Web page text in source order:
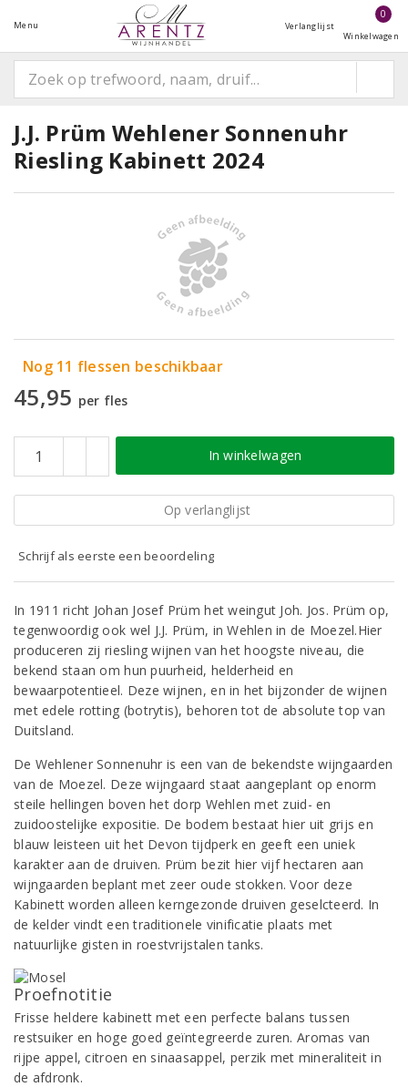
Menu Verlanglijst
0
Winkelwagen
J.J. Prüm Wehlener Sonnenuhr
Riesling Kabinett 2024
Nog 11 flessen beschikbaar
45,95 per fles
In winkelwagen
Op verlanglijst
Schrijf als eerste een beoordeling
In 1911 richt Johan Josef Prüm het weingut Joh. Jos. Prüm op,
tegenwoordig ook wel J.J. Prüm, in Wehlen in de Moezel.Hier
produceren zij riesling wijnen van het hoogste niveau, die
bekend staan om hun puurheid, helderheid en
bewaarpotentieel. Deze wijnen, en in het bijzonder de wijnen
met edele rotting (botrytis), behoren tot de absolute top van
Duitsland.
De Wehlener Sonnenuhr is een van de bekendste wijngaarden
van de Moezel. Deze wijngaard staat aangeplant op enorm
steile hellingen boven het dorp Wehlen met zuid- en
zuidoostelijke expositie. De bodem bestaat hier uit grijs en
blauw leisteen uit het Devon tijdperk en geeft een uniek
karakter aan de druiven. Prüm bezit hier vijf hectaren aan
wijngaarden beplant met zeer oude stokken. Voor deze
Kabinett worden alleen kerngezonde druiven geselcteerd. In
de kelder vindt een traditionele vinificatie plaats met
natuurlijke gisten in roestvrijstalen tanks.
Proefnotitie
Frisse heldere kabinett met een perfecte balans tussen
restsuiker en hoge goed geïntegreerde zuren. Aromas van
rijpe appel, citroen en sinaasappel, perzik met mineraliteit in
de afdronk.